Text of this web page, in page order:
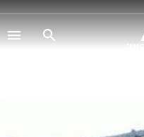
Salta
al
contenuto
principale